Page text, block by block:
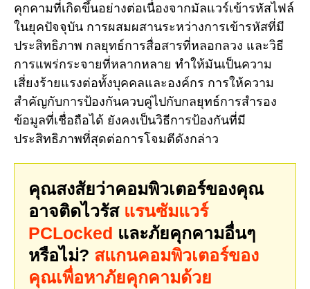
คุกคามที่เกิดขึ้นอย่างต่อเนื่องจากมัลแวร์เข้ารหัสไฟล์
ในยุคปัจจุบัน การผสมผสานระหว่างการเข้ารหัสที่มี
ประสิทธิภาพ กลยุทธ์การสื่อสารที่หลอกลวง และวิธี
การแพร่กระจายที่หลากหลาย ทำให้มันเป็นความ
เสี่ยงร้ายแรงต่อทั้งบุคคลและองค์กร การให้ความ
สำคัญกับการป้องกันควบคู่ไปกับกลยุทธ์การสำรอง
ข้อมูลที่เชื่อถือได้ ยังคงเป็นวิธีการป้องกันที่มี
ประสิทธิภาพที่สุดต่อการโจมตีดังกล่าว
คุณสงสัยว่าคอมพิวเตอร์ของคุณ
อาจติดไวรัส แรนซัมแวร์
PCLocked และภัยคุกคามอื่นๆ
หรือไม่? สแกนคอมพิวเตอร์ของ
คุณเพื่อหาภัยคุกคามด้วย